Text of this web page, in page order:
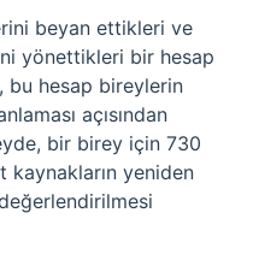
beyan ettikleri ve
yönettikleri bir hesap
bu hesap bireylerin
açısından
bir birey için 730
kaynakların yeniden